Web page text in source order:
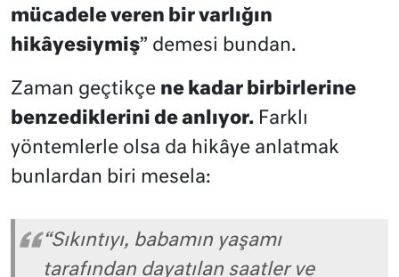
mücadele veren bir varlığın
hikâyesiymiş” demesi bundan.
Zaman geçtikçe ne kadar birbirlerine
benzediklerini de anlıyor. Farklı
yöntemlerle olsa da hikâye anlatmak
bunlardan biri mesela:
“Sıkıntıyı, babamın yaşamı
tarafından dayatılan saatler ve